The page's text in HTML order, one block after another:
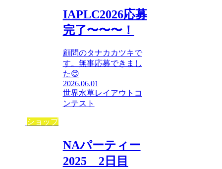
IAPLC2026応募
完了〜〜〜！
顧問のタナカカツキで
す。無事応募できまし
た😊
2026.06.01
世界水草レイアウトコ
ンテスト
ショップ
NAパーティー
2025 2日目